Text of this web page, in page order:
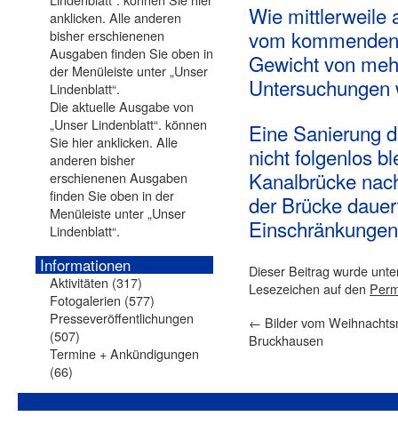
Wie mittlerweile
vom
Gewicht von
Eine Sanierung
nicht folgenlos
Kanalbrücke
der Brücke
Dieser Beitrag wurde
Lesezeichen auf den
← Bilder vom
Bruckhausen
Die aktuelle Ausgabe von
„Unser Lindenblatt“. können
Sie hier anklicken. Alle
anderen bisher
erschienenen Ausgaben
finden Sie oben in der
Menüleiste unter „Unser
Lindenblatt“.
Informationen
Aktivitäten (317)
Fotogalerien (577)
Presseveröffentlichungen
(507)
Termine + Ankündigungen
(66)